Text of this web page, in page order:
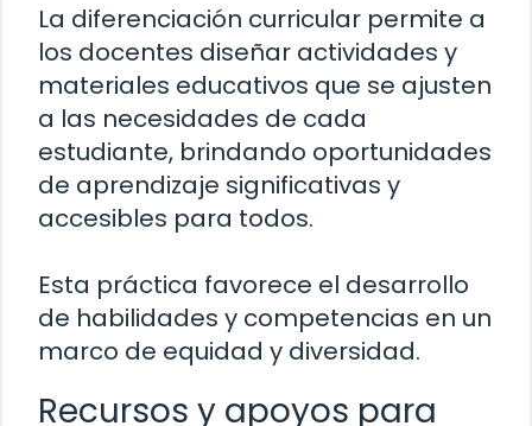
La diferenciación curricular permite a
los docentes diseñar actividades y
materiales educativos que se ajusten
a las necesidades de cada
estudiante, brindando oportunidades
de aprendizaje significativas y
accesibles para todos.
Esta práctica favorece el desarrollo
de habilidades y competencias en un
marco de equidad y diversidad.
Recursos y apoyos para